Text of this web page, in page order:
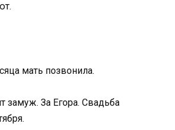
мать позвонила.
замуж. За Егора. Свадьба